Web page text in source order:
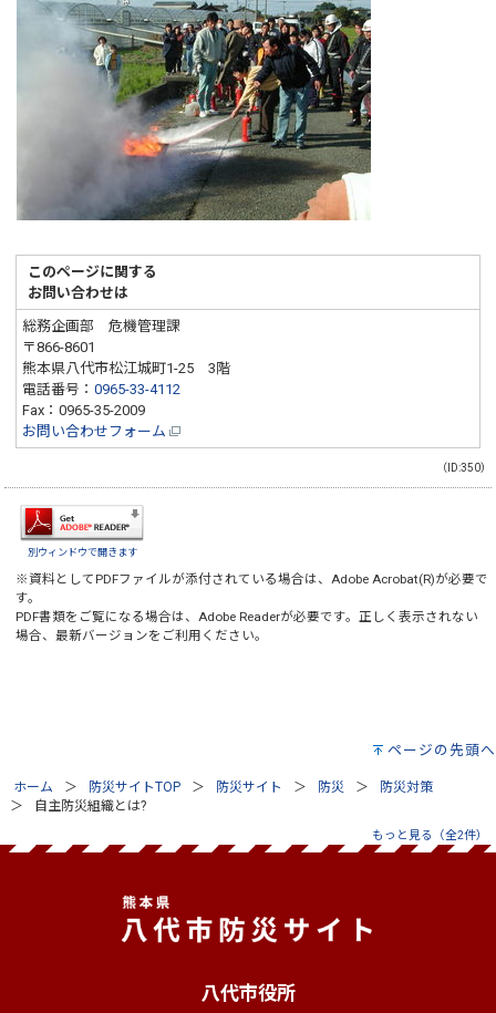
このページに関する
お問い合わせは
総務企画部 危機管理課
〒866-8601
熊本県八代市松江城町1-25 3階
電話番号：0965-33-4112
Fax：0965-35-2009
お問い合わせフォーム
（ID:350）
別ウィンドウで開きます
※資料としてPDFファイルが添付されている場合は、 Adobe Acrobat(R)が必要で
す。
PDF書類をご覧になる場合は、 Adobe Readerが必要です。正しく表示されない
場合、最新バージョンをご利用ください。
ページの先頭へ
ホーム 防災サイトTOP 防災サイト 防災
防災対策
自主防災組織とは?
もっと見る（全2件）
八代市役所